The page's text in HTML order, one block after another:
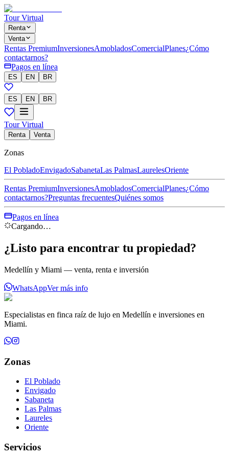
Tour Virtual
Renta
Venta
Rentas PremiumInversionesAmobladosComercialPlanes¿Cómo
contactarnos?
Pagos en línea
ES EN BR
ES EN BR
Tour Virtual
Renta Venta
Zonas
El PobladoEnvigadoSabanetaLas PalmasLaurelesOriente
Rentas PremiumInversionesAmobladosComercialPlanes¿Cómo
contactarnos?Preguntas frecuentesQuiénes somos
Pagos en línea
Cargando…
¿Listo para encontrar tu propiedad?
Medellín y Miami — venta, renta e inversión
WhatsAppVer más info
Especialistas en finca raíz de lujo en Medellín e inversiones en
Miami.
Zonas
El Poblado
Envigado
Sabaneta
Las Palmas
Laureles
Oriente
Servicios